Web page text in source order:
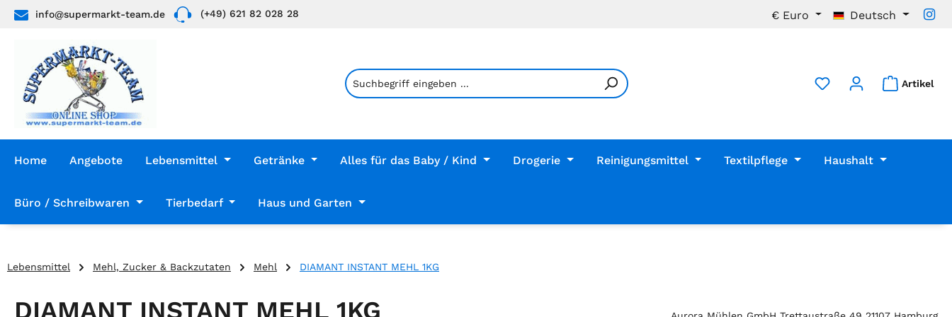
Hauptinhalt springen
Zur Suche springen
Zur Hauptnavigation springen
info@supermarkt-team.de (+49) 621 82 028 28 € Euro Deutsch
Artikel
Home Angebote Lebensmittel Getränke Alles für das Baby / Kind Drogerie Reinigungsmittel Textilpflege Haushalt
Büro / Schreibwaren Tierbedarf Haus und Garten
Lebensmittel Mehl, Zucker & Backzutaten Mehl DIAMANT INSTANT MEHL 1KG
DIAMANT INSTANT MEHL 1KG